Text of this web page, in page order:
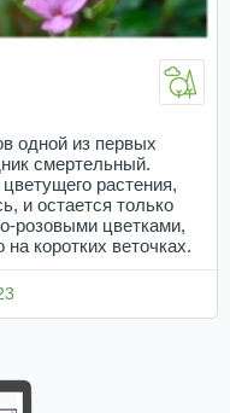
одной из первых
смертельный.
растения,
и остается только
розовыми цветками,
коротких веточках.